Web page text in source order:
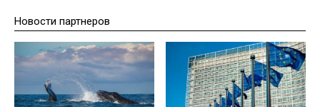
Новости партнеров